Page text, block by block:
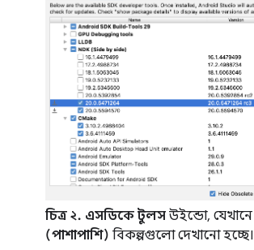
চিত্র ২. এসডিকে টুলস উইন্ডো, যেখানে
(পাশাপাশি) বিকল্পগুলো দেখানো হচ্ছে।